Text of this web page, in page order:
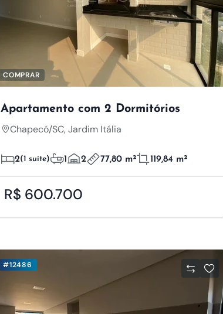
COMPRAR
Apartamento com 2 Dormitórios
Chapecó/SC, Jardim Itália
2(1 suíte) 1 2 77,80 m² 119,84 m²
R$ 600.700
#12486